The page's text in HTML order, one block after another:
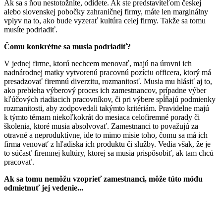
Ak sa s ňou nestotožníte, odídete. Ak ste predstaviteľom českej
alebo slovenskej pobočky zahraničnej firmy, máte len marginálny
vplyv na to, ako bude vyzerať kultúra celej firmy. Takže sa tomu
musíte podriadiť.
Čomu konkrétne sa musia podriadiť?
V jednej firme, ktorú nechcem menovať, majú na úrovni ich
nadnárodnej matky vytvorenú pracovnú pozíciu officera, ktorý má
presadzovať firemnú diverzitu, rozmanitosť. Musia mu hlásiť aj to,
ako prebieha výberový proces ich zamestnancov, prípadne výber
kľúčových riadiacich pracovníkov, či pri výbere spĺňajú podmienky
rozmanitosti, aby zodpovedali takýmto kritériám. Pravidelne majú
k týmto témam niekoľkokrát do mesiaca celofiremné porady či
školenia, ktoré musia absolvovať. Zamestnanci to považujú za
otravné a neproduktívne, ide to mimo misie toho, čomu sa má ich
firma venovať z hľadiska ich produktu či služby. Vedia však, že je
to súčasť firemnej kultúry, ktorej sa musia prispôsobiť, ak tam chcú
pracovať.
Ak sa tomu nemôžu vzoprieť zamestnanci, môže túto módu
odmietnuť jej vedenie...